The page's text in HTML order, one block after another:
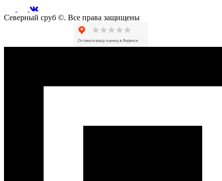
Северный сруб ©. Все права защищены